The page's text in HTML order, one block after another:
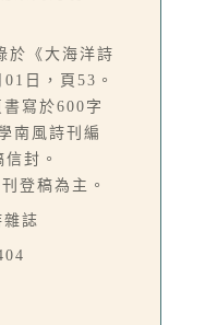
於《大海洋詩
日，頁53。
寫於600字
南風詩刊編
封。
登稿為主。
誌